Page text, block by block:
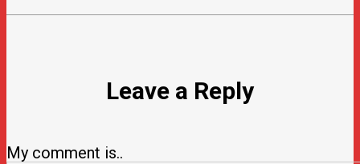
Leave a Reply
My comment is..